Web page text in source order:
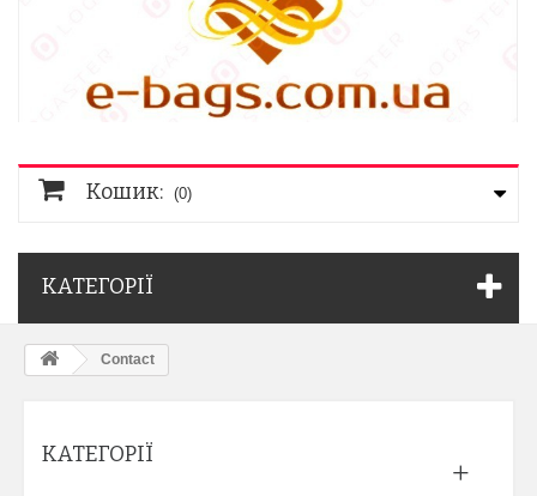
Кошик: (0)
КАТЕГОРІЇ
Contact
КАТЕГОРІЇ